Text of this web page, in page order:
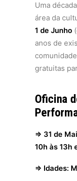
Uma
área da
1 de Junho
anos de
gratuitas
Oficina
⇒ 31 de
10h às 13h
⇒ Idades: